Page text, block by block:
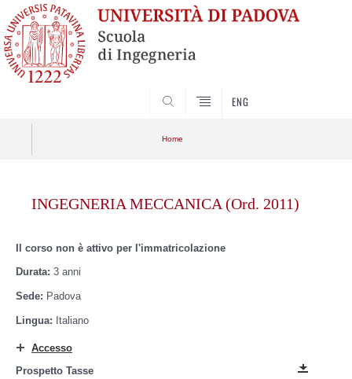
ENG
Home
Studenti iscritti
INGEGNERIA MECCANICA (Ord. 2011)
Il corso non è attivo per l'immatricolazione
Durata: 3 anni
Sede: Padova
Lingua: Italiano
Accesso
Prospetto Tasse